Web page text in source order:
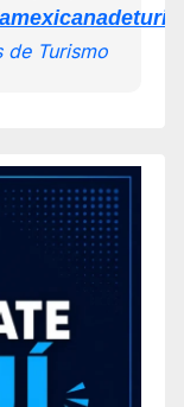
Turismo